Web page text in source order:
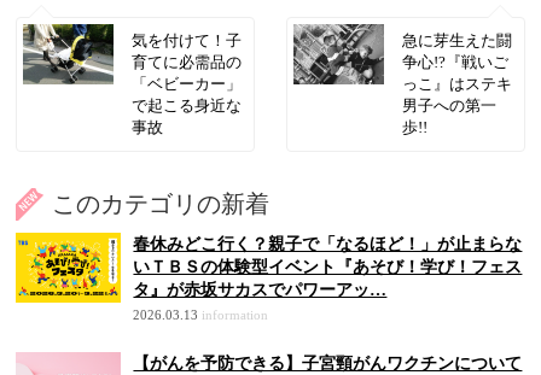
気を付けて！子
育てに必需品の
「ベビーカー」
で起こる身近な
事故
急に芽生えた闘
争心!?『戦いご
っこ』はステキ
男子への第一
歩!!
このカテゴリの新着
春休みどこ行く？親子で「なるほど！」が止まらな
いＴＢＳの体験型イベント『あそび！学び！フェス
タ』が赤坂サカスでパワーアッ…
2026.03.13 information
【がんを予防できる】子宮頸がんワクチンについて